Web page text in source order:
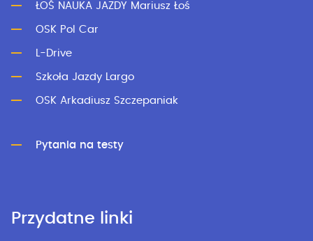
ŁOŚ NAUKA JAZDY Mariusz Łoś
OSK Pol Car
L-Drive
Szkoła Jazdy Largo
OSK Arkadiusz Szczepaniak
Pytania na testy
Przydatne linki